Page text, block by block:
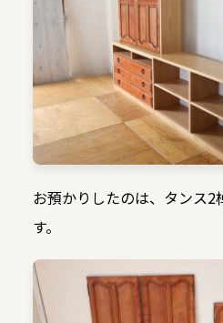
お預かりしたのは、タンス2
す。